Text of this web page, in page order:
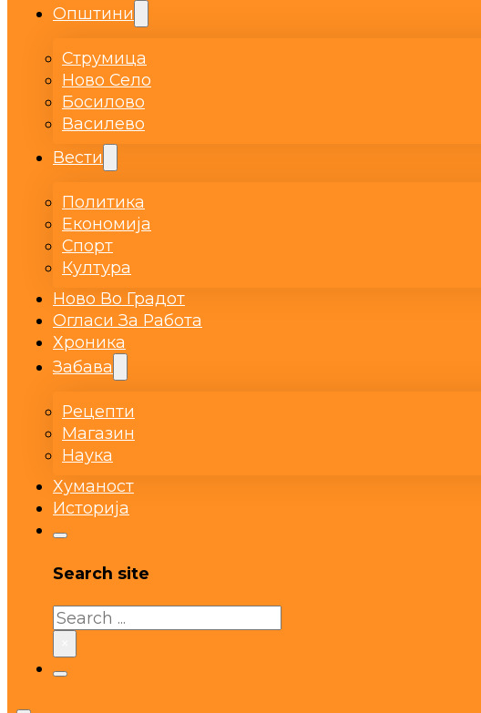
Општини
Струмица
Ново Село
Босилово
Василево
Вести
Политика
Економија
Спорт
Култура
Ново Во Градот
Огласи За Работа
Хроника
Забава
Рецепти
Магазин
Наука
Хуманост
Историја
Search site
Search